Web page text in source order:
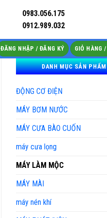
0983.056.175
0912.989.032
ĐĂNG NHẬP / ĐĂNG KÝ GIỎ HÀNG /
DANH MỤC SẢN PHẨM
ĐỘNG CƠ ĐIỆN
MÁY BƠM NƯỚC
MÁY CƯA BÀO CUỐN
máy cưa lọng
MÁY LÀM MỘC
MÁY MÀI
máy nén khí